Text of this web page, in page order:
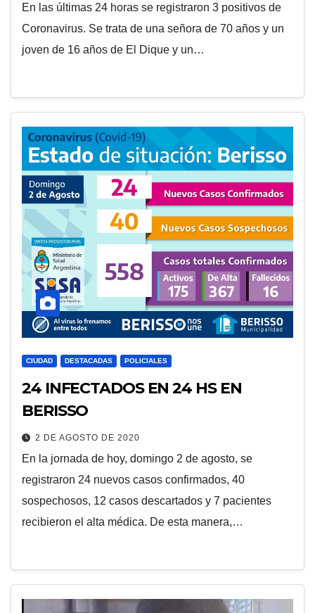
En las últimas 24 horas se registraron 3 positivos de
Coronavirus. Se trata de una señora de 70 años y un
joven de 16 años de El Dique y un…
CIUDAD DESTACADAS POLICIALES
24 INFECTADOS EN 24 HS EN
BERISSO
2 DE AGOSTO DE 2020
En la jornada de hoy, domingo 2 de agosto, se
registraron 24 nuevos casos confirmados, 40
sospechosos, 12 casos descartados y 7 pacientes
recibieron el alta médica. De esta manera,…